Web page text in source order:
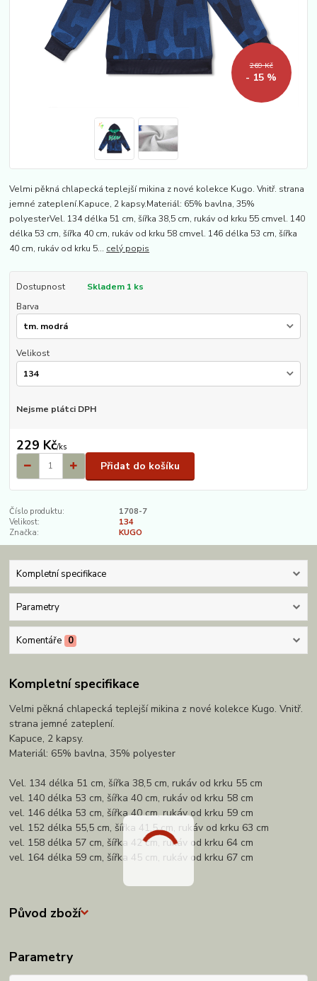
269 Kč
- 15 %
Velmi pěkná chlapecká teplejší mikina z nové kolekce Kugo. Vnitř. strana
jemné zateplení.Kapuce, 2 kapsy.Materiál: 65% bavlna, 35%
polyesterVel. 134 délka 51 cm, šířka 38,5 cm, rukáv od krku 55 cmvel. 140
délka 53 cm, šířka 40 cm, rukáv od krku 58 cmvel. 146 délka 53 cm, šířka
40 cm, rukáv od krku 5... celý popis
Dostupnost
Skladem 1 ks
Barva
Velikost
Nejsme plátci DPH
229 Kč/ks
Přidat do košíku
Číslo produktu:
1708-7
Velikost:
134
Značka:
KUGO
Kompletní specifikace
Parametry
Komentáře 0
Kompletní specifikace
Velmi pěkná chlapecká teplejší mikina z nové kolekce Kugo. Vnitř.
strana jemné zateplení.
Kapuce, 2 kapsy.
Materiál: 65% bavlna, 35% polyester
Vel. 134 délka 51 cm, šířka 38,5 cm, rukáv od krku 55 cm
vel. 140 délka 53 cm, šířka 40 cm, rukáv od krku 58 cm
vel. 146 délka 53 cm, šířka 40 cm, rukáv od krku 59 cm
vel. 152 délka 55,5 cm, šířka 41,5 cm, rukáv od krku 63 cm
vel. 158 délka 57 cm, šířka 42 cm, rukáv od krku 64 cm
vel. 164 délka 59 cm, šířka 45 cm, rukáv od krku 67 cm
Původ zboží
Parametry